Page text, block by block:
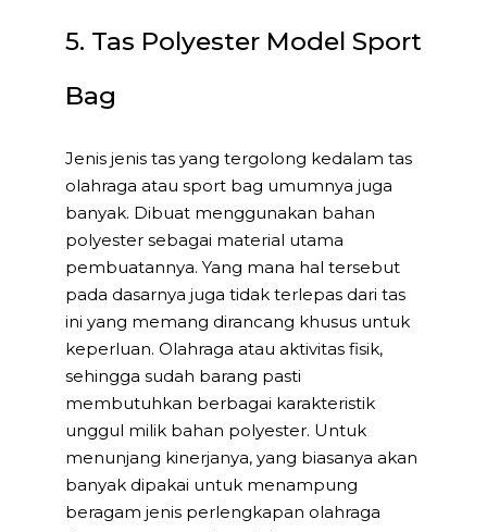
5. Tas Polyester Model Sport
Bag
Jenis jenis tas yang tergolong kedalam tas
olahraga atau sport bag umumnya juga
banyak. Dibuat menggunakan bahan
polyester sebagai material utama
pembuatannya. Yang mana hal tersebut
pada dasarnya juga tidak terlepas dari tas
ini yang memang dirancang khusus untuk
keperluan. Olahraga atau aktivitas fisik,
sehingga sudah barang pasti
membutuhkan berbagai karakteristik
unggul milik bahan polyester. Untuk
menunjang kinerjanya, yang biasanya akan
banyak dipakai untuk menampung
beragam jenis perlengkapan olahraga